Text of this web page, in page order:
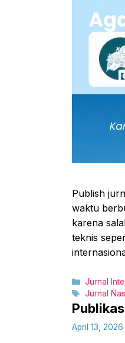
Publish
waktu
karena
teknis
Kategori
Jurnal
Tag
Jurnal
April 13, 2026